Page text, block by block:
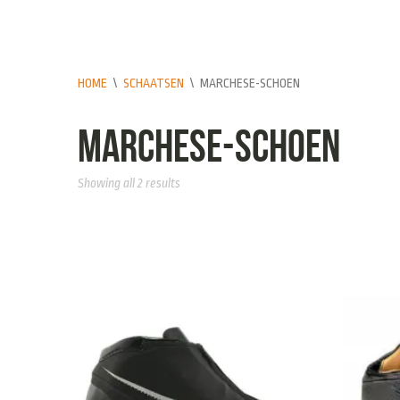
HOME \ SCHAATSEN \ MARCHESE-SCHOEN
Marchese-schoen
Showing all 2 results